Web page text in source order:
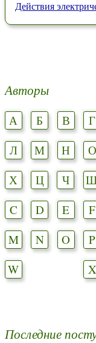
Действия
Авторы
А Б В Г
Л
М Н О
Х
Ц Ч
C
D E F
M
N O P
W
X
Последние